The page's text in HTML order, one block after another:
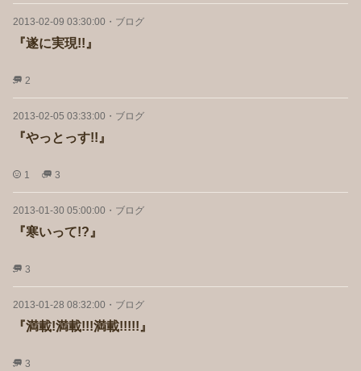
2013-02-09 03:30:00 ・ ブログ
『遂に実現!!』
2
2013-02-05 03:33:00 ・ ブログ
『やっとっす!!』
1 3
2013-01-30 05:00:00 ・ ブログ
『寒いって!?』
3
2013-01-28 08:32:00 ・ ブログ
『満載!満載!!!満載!!!!!』
3